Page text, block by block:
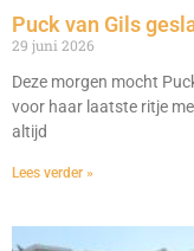
Puck van Gils
29 juni 2026
Deze morgen mocht
voor haar laatste ritje
altijd
Lees verder »